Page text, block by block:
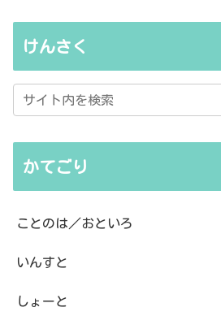
けんさく
かてごり
ことのは／おといろ
いんすと
しょーと